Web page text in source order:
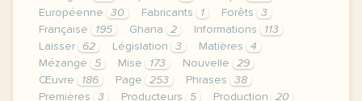
Européenne
30 Fabricants 1 Forêts
3
Française
195 Ghana 2 Informations
113
Laisser
62 Législation 3 Matières
4
Mézange
5 Mise 173 Nouvelle
29
Œuvre
186 Page 253 Phrases
38
Premières
3 Producteurs 5 Production
20